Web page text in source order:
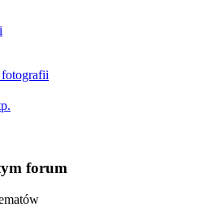
forum